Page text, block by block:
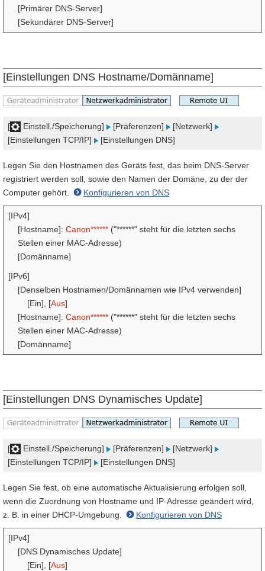
[Primärer DNS-Server]
[Sekundärer DNS-Server]
[Einstellungen DNS Hostname/Domänname]
[ Einstell./Speicherung] [Präferenzen]
[Netzwerk]
[Einstellungen TCP/IP]
[Einstellungen DNS]
Legen Sie den Hostnamen des Geräts fest, das beim DNS-Server
registriert werden soll, sowie den Namen der Domäne, zu der der
Computer gehört.
Konfigurieren von DNS
[IPv4]
[Hostname]: Canon****** ("******" steht für die letzten sechs
Stellen einer MAC-Adresse)
[Domänname]
[IPv6]
[Denselben Hostnamen/Domännamen wie IPv4 verwenden]
[Ein], [Aus]
[Hostname]: Canon****** ("******" steht für die letzten sechs
Stellen einer MAC-Adresse)
[Domänname]
[Einstellungen DNS Dynamisches Update]
[ Einstell./Speicherung] [Präferenzen]
[Netzwerk]
[Einstellungen TCP/IP]
[Einstellungen DNS]
Legen Sie fest, ob eine automatische Aktualisierung erfolgen soll,
wenn die Zuordnung von Hostname und IP-Adresse geändert wird,
z. B. in einer DHCP-Umgebung.
Konfigurieren von DNS
[IPv4]
[DNS Dynamisches Update]
[Ein], [Aus]